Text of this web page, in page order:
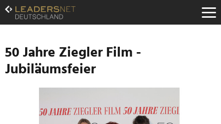
Zum
Inhalt
Zur
Navigation
Zur
Hauptnavigation
50 Jahre Ziegler Film -
Jubiläumsfeier